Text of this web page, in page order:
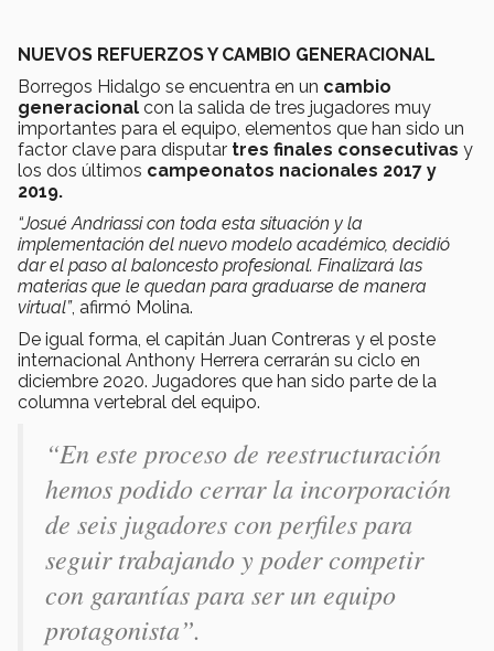
NUEVOS REFUERZOS Y CAMBIO GENERACIONAL
Borregos Hidalgo se encuentra en un cambio
generacional con la salida de tres jugadores muy
importantes para el equipo, elementos que han sido un
factor clave para disputar tres finales consecutivas y
los dos últimos campeonatos nacionales 2017 y
2019.
“Josué Andriassi con toda esta situación y la
implementación del nuevo modelo académico, decidió
dar el paso al baloncesto profesional. Finalizará las
materias que le quedan para graduarse de manera
virtual”, afirmó Molina.
De igual forma, el capitán Juan Contreras y el poste
internacional Anthony Herrera cerrarán su ciclo en
diciembre 2020. Jugadores que han sido parte de la
columna vertebral del equipo.
“En este proceso de reestructuración
hemos podido cerrar la incorporación
de seis jugadores con perfiles para
seguir trabajando y poder competir
con garantías para ser un equipo
protagonista”.